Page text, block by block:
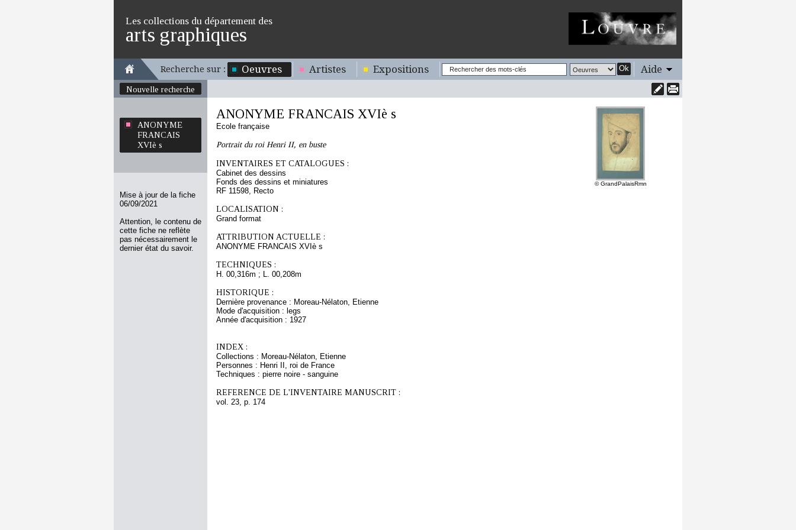
Les collections du département des
arts graphiques
Recherche sur : Oeuvres Artistes Expositions Ok Aide
Nouvelle recherche
ANONYME
FRANCAIS
XVIè s
Mise à jour de la fiche
06/09/2021
Attention, le contenu de
cette fiche ne reflète
pas nécessairement le
dernier état du savoir.
© GrandPalaisRmn
ANONYME FRANCAIS XVIè s
Ecole française
Portrait du roi Henri II, en buste
INVENTAIRES ET CATALOGUES :
Cabinet des dessins
Fonds des dessins et miniatures
RF 11598, Recto
LOCALISATION :
Grand format
ATTRIBUTION ACTUELLE :
ANONYME FRANCAIS XVIè s
TECHNIQUES :
H. 00,316m ; L. 00,208m
HISTORIQUE :
Dernière provenance : Moreau-Nélaton, Etienne
Mode d'acquisition : legs
Année d'acquisition : 1927
INDEX :
Collections : Moreau-Nélaton, Etienne
Personnes : Henri II, roi de France
Techniques : pierre noire - sanguine
REFERENCE DE L'INVENTAIRE MANUSCRIT :
vol. 23, p. 174